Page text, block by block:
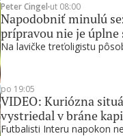
Na lavičke treťoligistu
Napodobniť minulú
prípravou nie je úplne
Peter Cingel∙ut 08:00
Futbalisti Interu napokon
VIDEO: Kuriózna
vystriedal v bráne
po 19:05